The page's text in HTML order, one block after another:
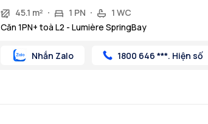
45.1 m²
1 PN
1 WC
Căn 1PN+ toà L2 - Lumière SpringBay
Nhắn Zalo 1800 646 ***. Hiện số